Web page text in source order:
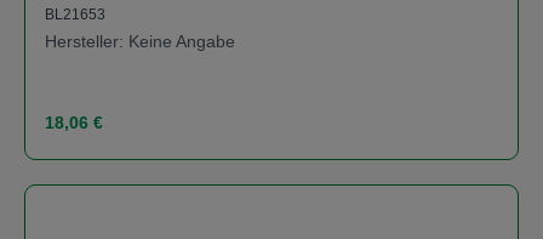
BL21653
Hersteller: Keine Angabe
Regulärer Preis:
18,06 €